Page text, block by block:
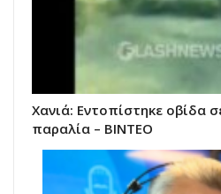
Χανιά: Εντοπίστηκε οβίδα
παραλία – ΒΙΝΤΕΟ